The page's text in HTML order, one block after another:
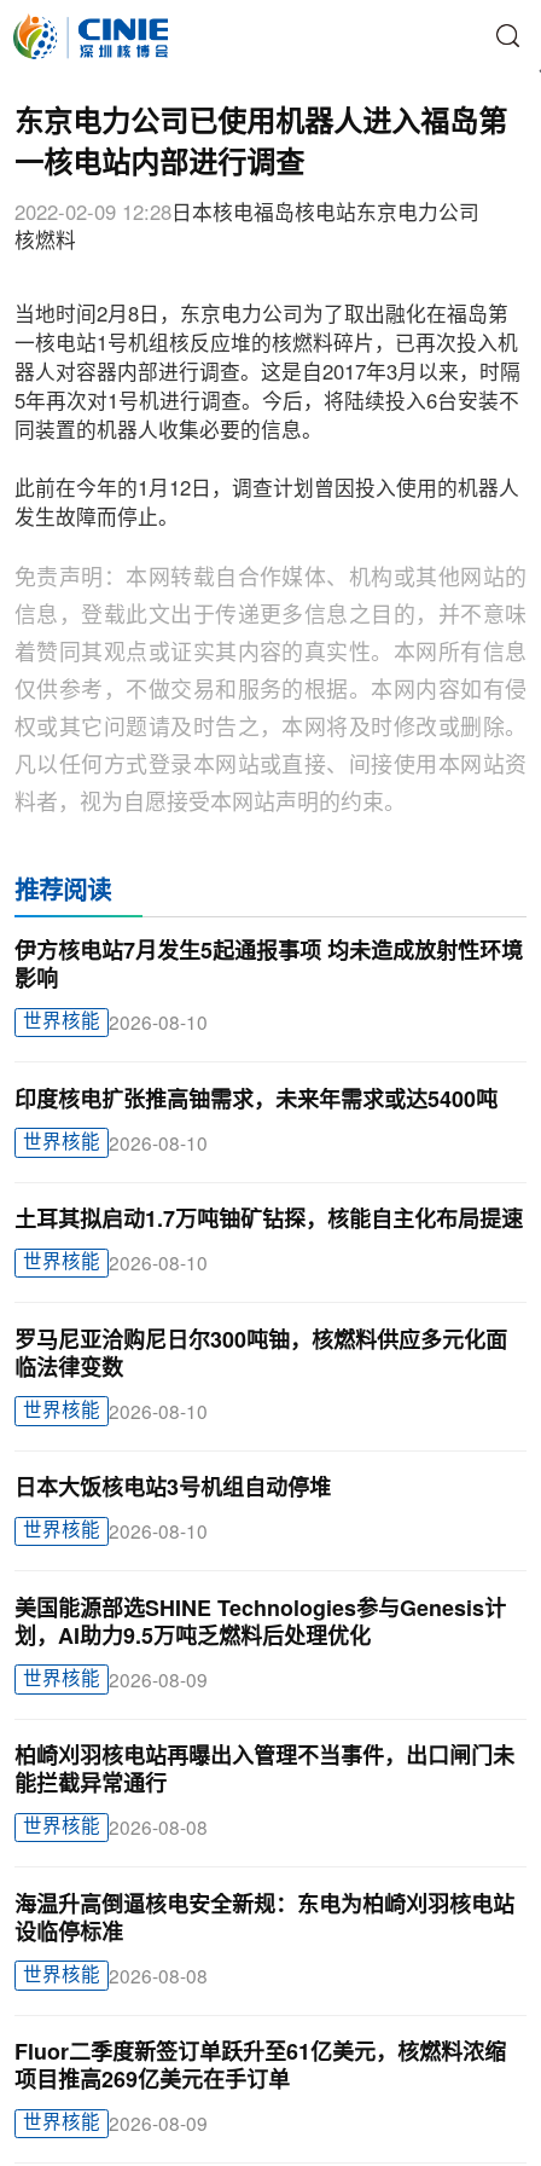
东京电力公司已使用机器人进入福岛第
一核电站内部进行调查
2022-02-09 12:28日本核电福岛核电站东京电力公司
核燃料
当地时间2月8日，东京电力公司为了取出融化在福岛第
一核电站1号机组核反应堆的核燃料碎片，已再次投入机
器人对容器内部进行调查。这是自2017年3月以来，时隔
5年再次对1号机进行调查。今后，将陆续投入6台安装不
同装置的机器人收集必要的信息。
此前在今年的1月12日，调查计划曾因投入使用的机器人
发生故障而停止。
免责声明：本网转载自合作媒体、机构或其他网站的
信息，登载此文出于传递更多信息之目的，并不意味
着赞同其观点或证实其内容的真实性。本网所有信息
仅供参考，不做交易和服务的根据。本网内容如有侵
权或其它问题请及时告之，本网将及时修改或删除。
凡以任何方式登录本网站或直接、间接使用本网站资
料者，视为自愿接受本网站声明的约束。
推荐阅读
伊方核电站7月发生5起通报事项 均未造成放射性环境
影响
世界核能 2026-08-10
印度核电扩张推高铀需求，未来年需求或达5400吨
世界核能 2026-08-10
土耳其拟启动1.7万吨铀矿钻探，核能自主化布局提速
世界核能 2026-08-10
罗马尼亚洽购尼日尔300吨铀，核燃料供应多元化面
临法律变数
世界核能 2026-08-10
日本大饭核电站3号机组自动停堆
世界核能 2026-08-10
美国能源部选SHINE Technologies参与Genesis计
划，AI助力9.5万吨乏燃料后处理优化
世界核能 2026-08-09
柏崎刈羽核电站再曝出入管理不当事件，出口闸门未
能拦截异常通行
世界核能 2026-08-08
海温升高倒逼核电安全新规：东电为柏崎刈羽核电站
设临停标准
世界核能 2026-08-08
Fluor二季度新签订单跃升至61亿美元，核燃料浓缩
项目推高269亿美元在手订单
世界核能 2026-08-09